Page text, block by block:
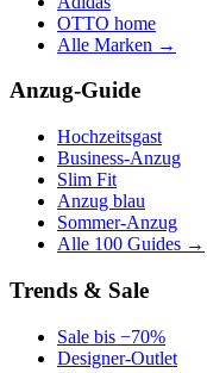
OTTO home
Alle Marken →
Anzug-Guide
Hochzeitsgast
Business-Anzug
Slim Fit
Anzug blau
Sommer-Anzug
Alle 100 Guides →
Trends & Sale
Sale bis −70%
Designer-Outlet